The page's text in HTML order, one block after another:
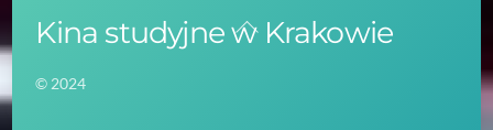
Back
Kina studyjne w Krakowie
© 2024